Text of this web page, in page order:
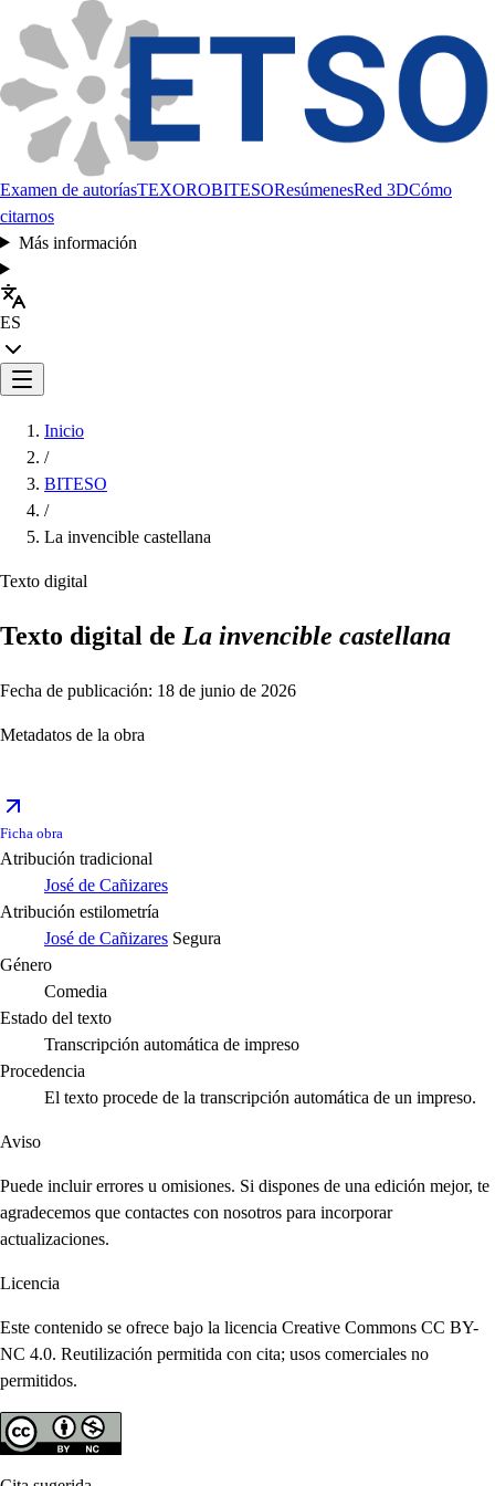
Examen de autoríasTEXOROBITESOResúmenesRed 3DCómo
citarnos
Más información
ES
Inicio
/
BITESO
/
La invencible castellana
Texto digital
Texto digital de La invencible castellana
Fecha de publicación: 18 de junio de 2026
Metadatos de la obra
Ficha obra
Atribución tradicional
José de Cañizares
Atribución estilometría
José de Cañizares Segura
Género
Comedia
Estado del texto
Transcripción automática de impreso
Procedencia
El texto procede de la transcripción automática de un impreso.
Aviso
Puede incluir errores u omisiones. Si dispones de una edición mejor, te
agradecemos que contactes con nosotros para incorporar
actualizaciones.
Licencia
Este contenido se ofrece bajo la licencia Creative Commons CC BY-
NC 4.0. Reutilización permitida con cita; usos comerciales no
permitidos.